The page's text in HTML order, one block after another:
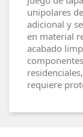
unipolares
adicional y
en material
acabado
requiere